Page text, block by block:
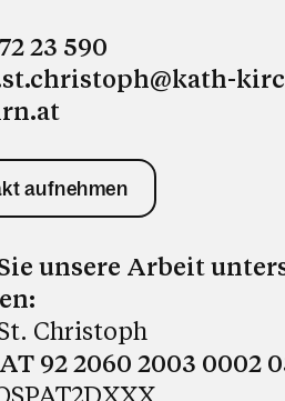
23 590
aufnehmen
unsere Arbeit
Christoph
92 2060 2003 0002